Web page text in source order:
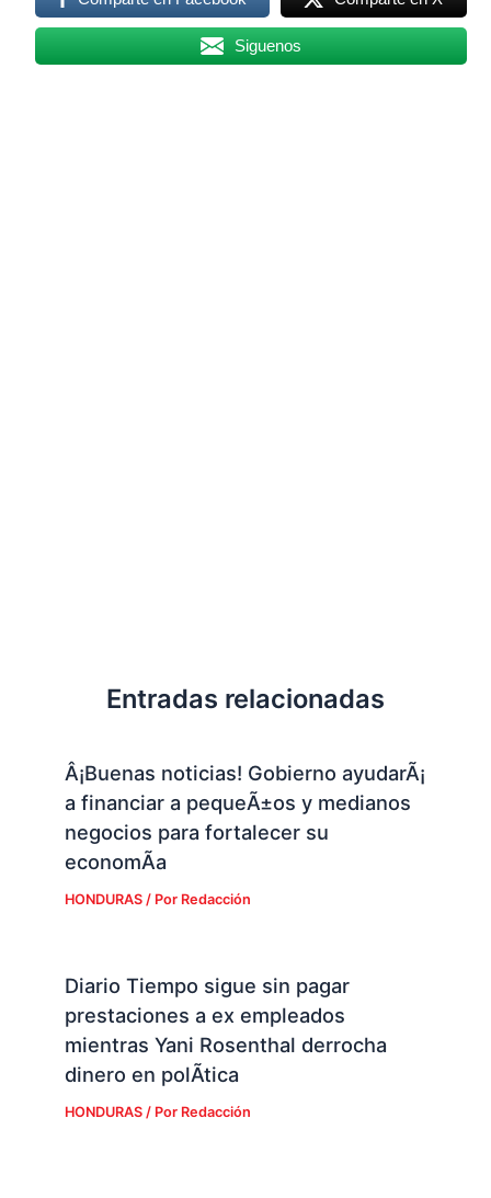
Siguenos
Entradas relacionadas
Â¡Buenas noticias! Gobierno ayudarÃ¡
a financiar a pequeÃ±os y medianos
negocios para fortalecer su
economÃ­a
HONDURAS/ Por Redacción
Diario Tiempo sigue sin pagar
prestaciones a ex empleados
mientras Yani Rosenthal derrocha
dinero en polÃ­tica
HONDURAS/ Por Redacción